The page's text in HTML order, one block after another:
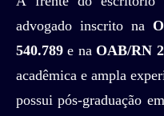
advogado inscrito na
540.789e na OAB/RN
acadêmica e ampla
possui pós-graduação